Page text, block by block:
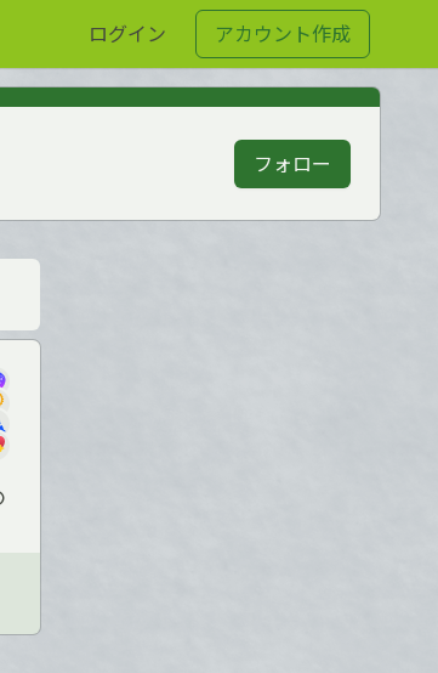
ログイン アカウント作成
フォロー